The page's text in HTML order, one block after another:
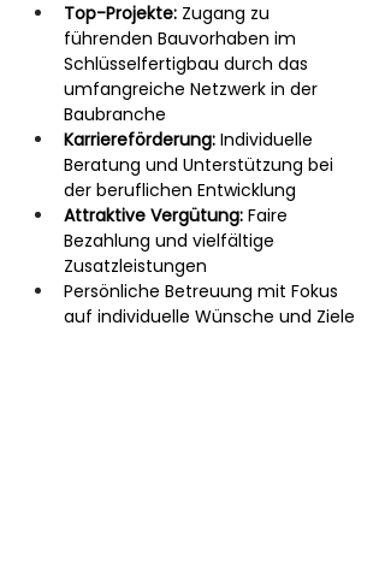
Top-Projekte: Zugang zu
führenden Bauvorhaben im
Schlüsselfertigbau durch das
umfangreiche Netzwerk in der
Baubranche
Karriereförderung: Individuelle
Beratung und Unterstützung bei
der beruflichen Entwicklung
Attraktive Vergütung: Faire
Bezahlung und vielfältige
Zusatzleistungen
Persönliche Betreuung mit Fokus
auf individuelle Wünsche und Ziele